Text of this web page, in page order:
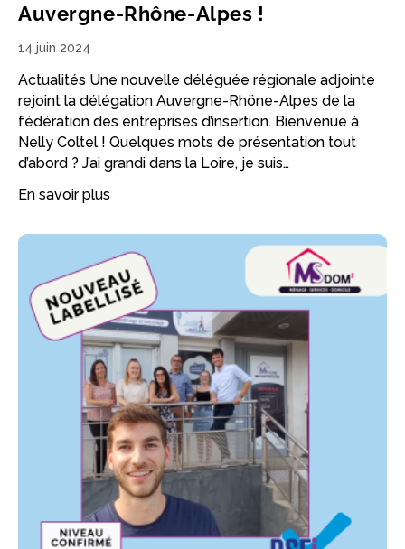
Auvergne-Rhône-Alpes !
14 juin 2024
Actualités Une nouvelle déléguée régionale adjointe
rejoint la délégation Auvergne-Rhöne-Alpes de la
fédération des entreprises d’insertion. Bienvenue à
Nelly Coltel ! Quelques mots de présentation tout
d’abord ? J’ai grandi dans la Loire, je suis…
En savoir plus